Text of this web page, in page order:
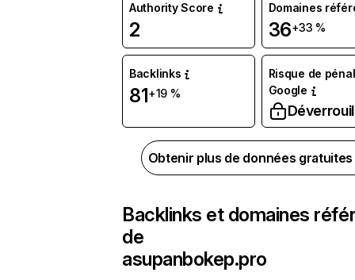
Authority Score
2
Domaines
36+33 %
Backlinks
81+19 %
Risque de
Google
Obtenir plus de données
Backlinks et domaines
de
asupanbokep.pro